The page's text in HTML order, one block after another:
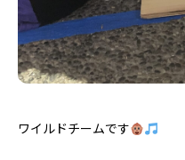
ワイルドチームです